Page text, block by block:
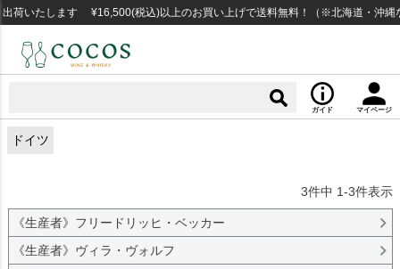
たします ¥16,500(税込)以上のお買い上げで送料無料！（※北海道・沖縄など
ガイド マイページ
ドイツ
3件中 1-3件表示
《生産者》フリードリッヒ・ベッカー
《生産者》ヴィラ・ヴォルフ